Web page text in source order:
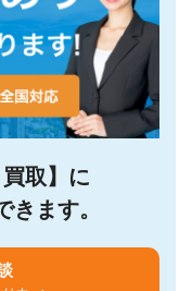
買取】に
ます。